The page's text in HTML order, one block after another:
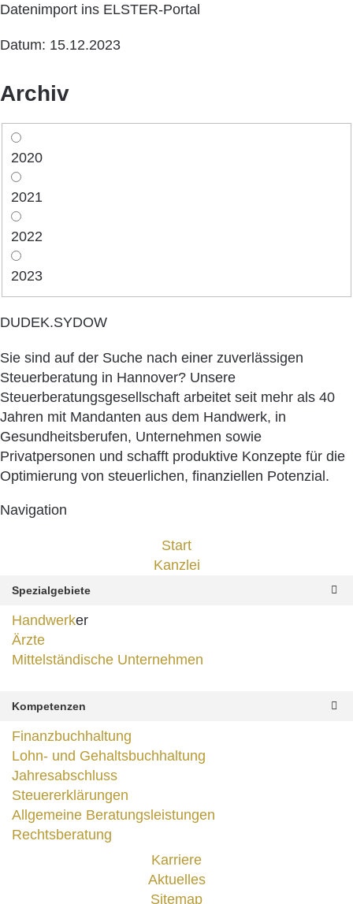
Datenimport ins ELSTER-Portal
Datum: 15.12.2023
Archiv
2020
2021
2022
2023
DUDEK.SYDOW
Sie sind auf der Suche nach einer zuverlässigen
Steuerberatung in Hannover? Unsere
Steuerberatungsgesellschaft arbeitet seit mehr als 40
Jahren mit Mandanten aus dem Handwerk, in
Gesundheitsberufen, Unternehmen sowie
Privatpersonen und schafft produktive Konzepte für die
Optimierung von steuerlichen, finanziellen Potenzial.
Navigation
Start
Kanzlei
Spezialgebiete
Handwerker
Ärzte
Mittelständische Unternehmen
Kompetenzen
Finanzbuchhaltung
Lohn- und Gehaltsbuchhaltung
Jahresabschluss
Steuererklärungen
Allgemeine Beratungsleistungen
Rechtsberatung
Karriere
Aktuelles
Sitemap